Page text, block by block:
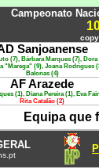
Campeonato
Sanjoanense
(7), Bárbara Marques (7),
"Marega" (9), Joana Rodrigues
Balonas (4)
AF Arazede
(1), Diana Pereira (1), Eva
Rita Catalão (2)
Equipa que